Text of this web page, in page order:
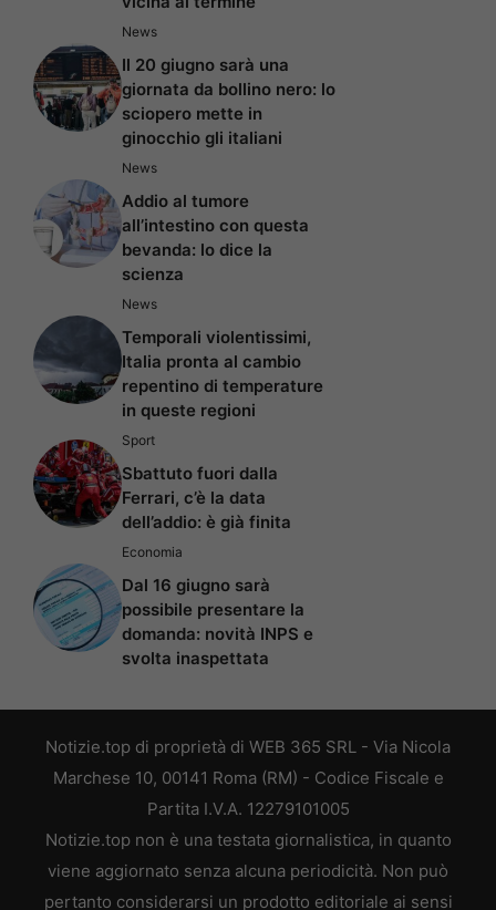
News
Il 20 giugno sarà una
giornata da bollino nero: lo
sciopero mette in
ginocchio gli italiani
News
Addio al tumore
all’intestino con questa
bevanda: lo dice la
scienza
News
Temporali violentissimi,
Italia pronta al cambio
repentino di temperature
in queste regioni
Sport
Sbattuto fuori dalla
Ferrari, c’è la data
dell’addio: è già finita
Economia
Dal 16 giugno sarà
possibile presentare la
domanda: novità INPS e
svolta inaspettata
Notizie.top di proprietà di WEB 365 SRL - Via Nicola
Marchese 10, 00141 Roma (RM) - Codice Fiscale e
Partita I.V.A. 12279101005
Notizie.top non è una testata giornalistica, in quanto
viene aggiornato senza alcuna periodicità. Non può
pertanto considerarsi un prodotto editoriale ai sensi